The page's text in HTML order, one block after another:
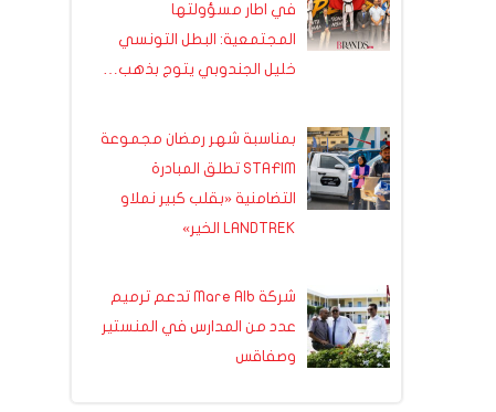
في اطار مسؤولتها
المجتمعية: البطل التونسي
خليل الجندوبي يتوج بذهب…
بمناسبة شهر رمضان مجموعة
STAFIM تطلق المبادرة
التضامنية «بقلب كبير نملاو
LANDTREK الخير»
شركة Mare Alb تدعم ترميم
عدد من المدارس في المنستير
وصفاقس